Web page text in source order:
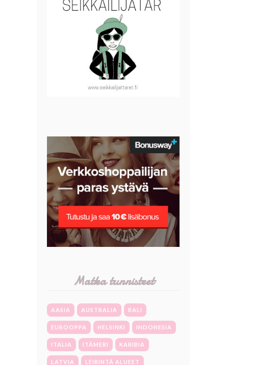
Matka tunnisteet
AASIA AUSTRALIA BALI
EUROOPPA HELSINKI INDONESIA
ITALIA ITÄMERI KARIBIA
LATVIA LEIRINTÄ ALUEET